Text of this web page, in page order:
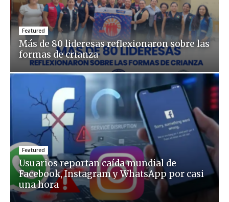
Featured
Más de 80 lideresas reflexionaron sobre las
formas de crianza
Featured
Usuarios reportan caída mundial de
Facebook, Instagram y WhatsApp por casi
una hora